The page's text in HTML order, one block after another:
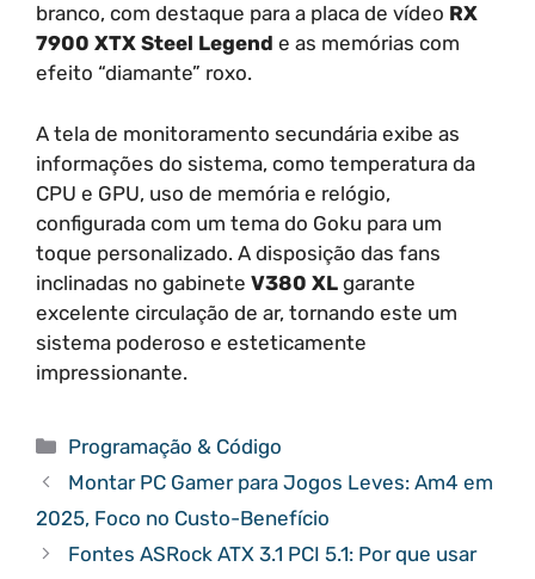
branco, com destaque para a placa de vídeo RX
7900 XTX Steel Legend e as memórias com
efeito “diamante” roxo.
A tela de monitoramento secundária exibe as
informações do sistema, como temperatura da
CPU e GPU, uso de memória e relógio,
configurada com um tema do Goku para um
toque personalizado. A disposição das fans
inclinadas no gabinete V380 XL garante
excelente circulação de ar, tornando este um
sistema poderoso e esteticamente
impressionante.
Categorias
Programação & Código
Montar PC Gamer para Jogos Leves: Am4 em
2025, Foco no Custo-Benefício
Fontes ASRock ATX 3.1 PCI 5.1: Por que usar